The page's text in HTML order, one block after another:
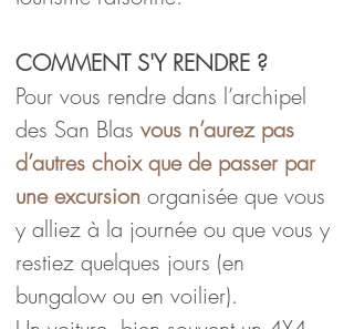
COMMENT S'Y RENDRE ?
Pour vous rendre dans l’archipel
des San Blas vous n’aurez pas
d’autres choix que de passer par
une excursion organisée que vous
y alliez à la journée ou que vous y
restiez quelques jours (en
bungalow ou en voilier).